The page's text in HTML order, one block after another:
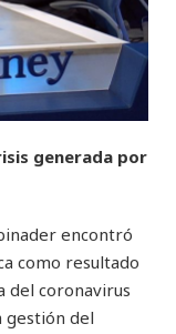
generada por
encontró
como resultado
del coronavirus
gestión del